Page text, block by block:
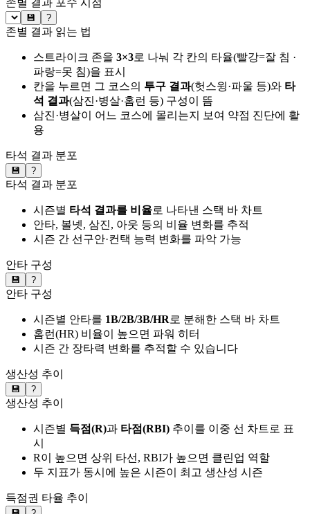
존별 결과 포수 시점
💾 ?
존별 결과 읽는 법
스트라이크 존을 3×3로 나눠 각 칸의 타율(빨강=잘 침 ·
파랑=못 침)을 표시
칸을 누르면 그 코스의 투구 결과(헛스윙·파울 등)와 타
석 결과(삼진·병살·홈런 등) 구성이 뜸
삼진·병살이 어느 코스에 몰리는지 보여 약점 진단에 활
용
타석 결과 분포
💾 ?
타석 결과 분포
시즌별 타석 결과를 비율로 나타낸 스택 바 차트
안타, 볼넷, 삼진, 아웃 등의 비율 변화를 추적
시즌 간 선구안·컨택 능력 변화를 파악 가능
안타 구성
💾 ?
안타 구성
시즌별 안타를 1B/2B/3B/HR로 분해한 스택 바 차트
홈런(HR) 비율이 높으면 파워 히터
시즌 간 장타력 변화를 추적할 수 있습니다
생산성 추이
💾 ?
생산성 추이
시즌별 득점(R)과 타점(RBI) 추이를 이중 선 차트로 표
시
R이 높으면 상위 타선, RBI가 높으면 클린업 역할
두 지표가 동시에 높은 시즌이 최고 생산성 시즌
득점권 타율 추이